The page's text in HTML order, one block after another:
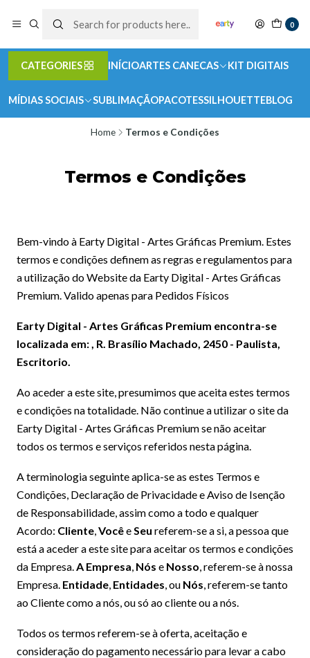
0
CATEGORIES INÍCIOARTES CANECAS KIT DIGITAIS
MÍDIAS SOCIAIS SUBLIMAÇÃOPACOTESSILHOUETTEBLOG
Home Termos e Condições
Termos e Condições
Bem-vindo à Earty Digital - Artes Gráficas Premium. Estes
termos e condições definem as regras e regulamentos para
a utilização do Website da Earty Digital - Artes Gráficas
Premium. Valido apenas para Pedidos Físicos
Earty Digital - Artes Gráficas Premium encontra-se
localizada em: , R. Brasílio Machado, 2450 - Paulista,
Escritorio.
Ao aceder a este site, presumimos que aceita estes termos
e condições na totalidade. Não continue a utilizar o site da
Earty Digital - Artes Gráficas Premium se não aceitar
todos os termos e serviços referidos nesta página.
A terminologia seguinte aplica-se as estes Termos e
Condições, Declaração de Privacidade e Aviso de Isenção
de Responsabilidade, assim como a todo e qualquer
Acordo: Cliente,VocêeSeu referem-se a si, a pessoa que
está a aceder a este site para aceitar os termos e condições
da Empresa.A Empresa, Nós e Nosso, referem-se à nossa
Empresa. Entidade, Entidades, ou Nós, referem-se tanto
ao Cliente como a nós, ou só ao cliente ou a nós.
Todos os termos referem-se à oferta, aceitação e
consideração do pagamento necessário para levar a cabo